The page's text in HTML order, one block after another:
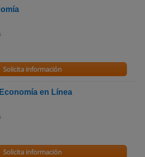
Solicita información
en Línea
Solicita información